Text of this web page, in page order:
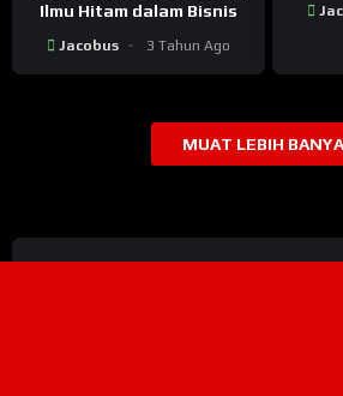
Ilmu Hitam dalam Bisnis
Jacobus 3 Tahun Ago
MUAT LEBIH